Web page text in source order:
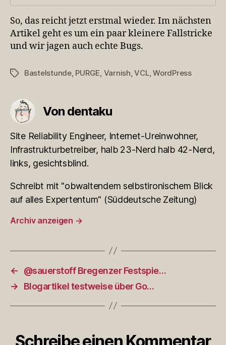
So, das reicht jetzt erstmal wieder. Im nächsten
Artikel geht es um ein paar kleinere Fallstricke
und wir jagen auch echte Bugs.
Schlagwörter
Bastelstunde, PURGE Varnish ,VCL,WordPress
Von dentaku
Site Reliability Engineer, Internet-Ureinwohner,
Infrastrukturbetreiber, halb 23-Nerd halb 42-Nerd,
links, gesichtsblind.
Schreibt mit "obwaltendem selbstironischem Blick
auf alles Expertentum" (Süddeutsche Zeitung)
Archiv anzeigen →
←
@sauerstoff Bregenzer Festspie…
→
Blogartikel testweise über Go…